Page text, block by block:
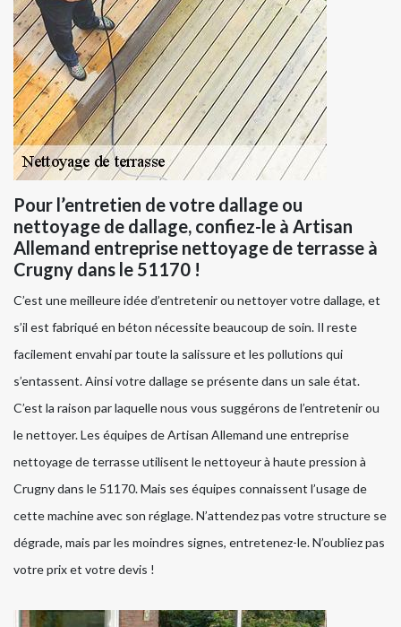
Pour l’entretien de votre dallage ou
nettoyage de dallage, confiez-le à Artisan
Allemand entreprise nettoyage de terrasse à
Crugny dans le 51170 !
C’est une meilleure idée d’entretenir ou nettoyer votre dallage, et
s’il est fabriqué en béton nécessite beaucoup de soin. Il reste
facilement envahi par toute la salissure et les pollutions qui
s’entassent. Ainsi votre dallage se présente dans un sale état.
C’est la raison par laquelle nous vous suggérons de l’entretenir ou
le nettoyer. Les équipes de Artisan Allemand une entreprise
nettoyage de terrasse utilisent le nettoyeur à haute pression à
Crugny dans le 51170. Mais ses équipes connaissent l’usage de
cette machine avec son réglage. N’attendez pas votre structure se
dégrade, mais par les moindres signes, entretenez-le. N’oubliez pas
votre prix et votre devis !